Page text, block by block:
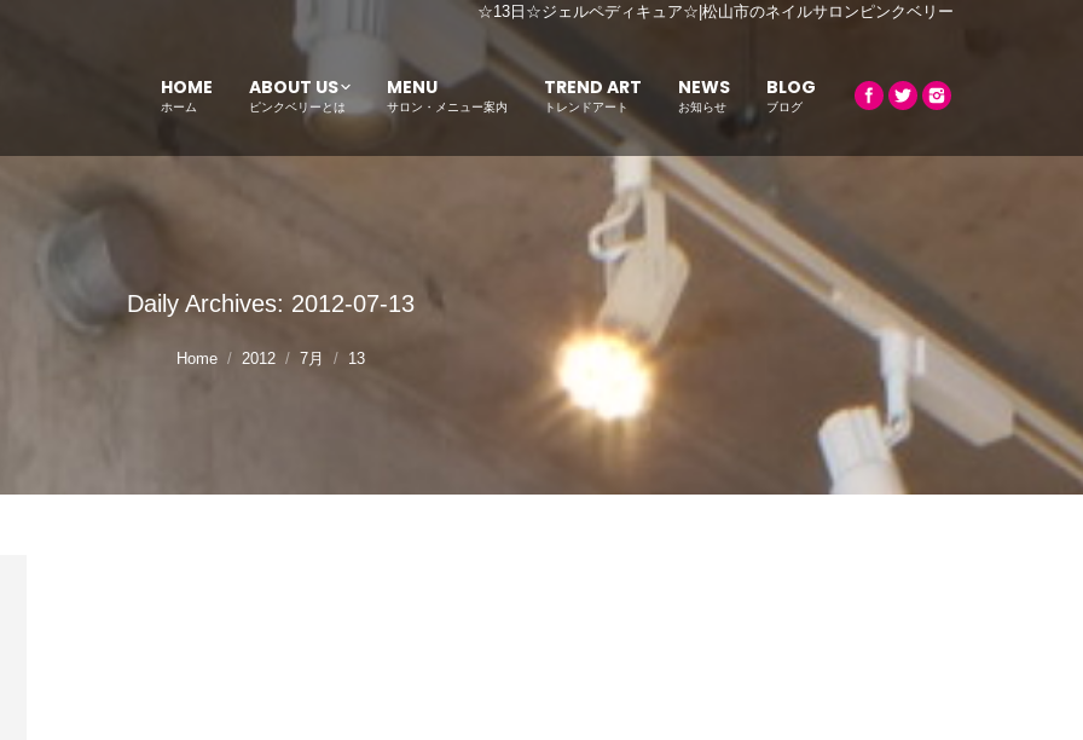
☆13日☆ジェルペディキュア☆|松山市のネイルサロンピンクベリー
HOME
ホーム
ABOUT US
ピンクベリーとは
MENU
サロン・メニュー案内
TREND ART
トレンドアート
NEWS
お知らせ
BLOG
ブログ
Daily Archives: 2012-07-13
Home 2012 7月 13